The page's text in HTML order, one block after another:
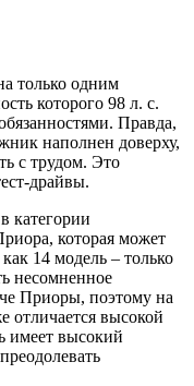
только одним
которого 98 л. с.
Правда,
наполнен доверху,
с трудом. Это
драйвы.
категории
которая может
14 модель – только
несомненное
Приоры, поэтому на
отличается высокой
имеет высокий